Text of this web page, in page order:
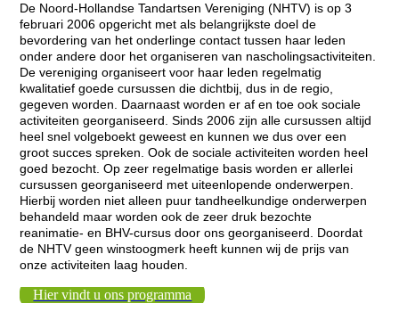
De Noord-Hollandse Tandartsen Vereniging (NHTV) is op 3
februari 2006 opgericht met als belangrijkste doel de
bevordering van het onderlinge contact tussen haar leden
onder andere door het organiseren van nascholingsactiviteiten.
De vereniging organiseert voor haar leden regelmatig
kwalitatief goede cursussen die dichtbij, dus in de regio,
gegeven worden. Daarnaast worden er af en toe ook sociale
activiteiten georganiseerd. Sinds 2006 zijn alle cursussen altijd
heel snel volgeboekt geweest en kunnen we dus over een
groot succes spreken. Ook de sociale activiteiten worden heel
goed bezocht. Op zeer regelmatige basis worden er allerlei
cursussen georganiseerd met uiteenlopende onderwerpen.
Hierbij worden niet alleen puur tandheelkundige onderwerpen
behandeld maar worden ook de zeer druk bezochte
reanimatie- en BHV-cursus door ons georganiseerd. Doordat
de NHTV geen winstoogmerk heeft kunnen wij de prijs van
onze activiteiten laag houden.
Hier vindt u ons programma